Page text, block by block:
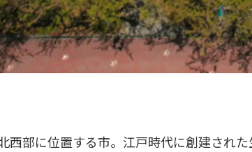
西部に位置する市。江戸時代に創建され